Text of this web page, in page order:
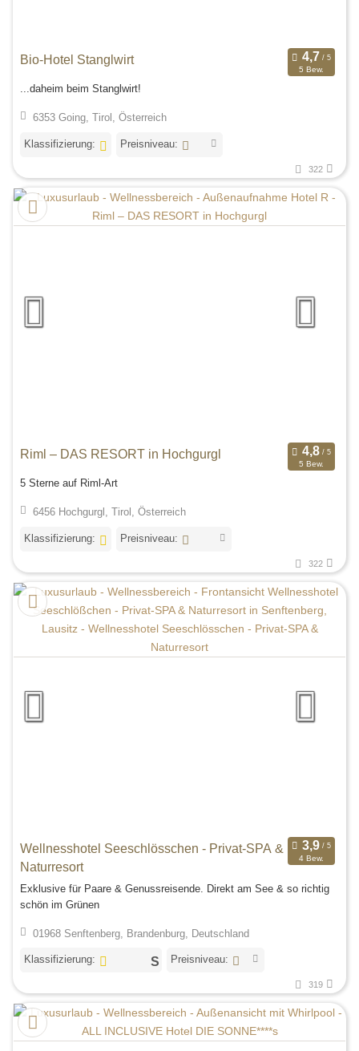
Bio-Hotel Stanglwirt
5 Bew.
...daheim beim Stanglwirt!
6353 Going, Tirol, Österreich
Klassifizierung: Preisniveau:
322
Riml – DAS RESORT in Hochgurgl
5 Bew.
5 Sterne auf Riml-Art
6456 Hochgurgl, Tirol, Österreich
Klassifizierung: Preisniveau:
322
Wellnesshotel Seeschlösschen - Privat-SPA &
Naturresort
4 Bew.
Exklusive für Paare & Genussreisende. Direkt am See & so richtig
schön im Grünen
01968 Senftenberg, Brandenburg, Deutschland
Klassifizierung: Preisniveau:
319